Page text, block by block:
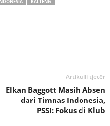
INDONESIA
KALTENG
Artikulli tjetër
Elkan Baggott Masih Absen
dari Timnas Indonesia,
PSSI: Fokus di Klub